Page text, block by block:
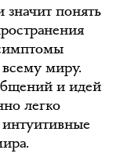
значит понять
миру.
и идей
легко